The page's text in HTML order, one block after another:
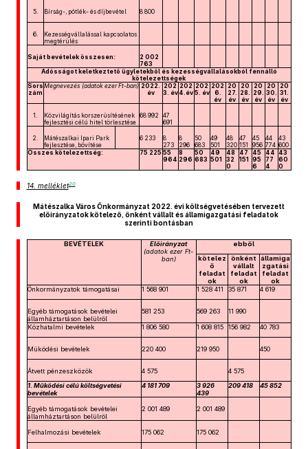
5. Bírság-, pótlék- és díjbevétel 8 800
6.
Kezességvállalással kapcsolatos
megtérülés
Saját bevételek összesen:
2 002
763
Adósságot keletkeztető ügyletekből és kezességvállalásokból fennálló
kötelezettségek
Sors
zám
Megnevezés (adatok ezer Ft-ban) 2022.
év
202
3. év
202
4.év
202
5. év
202
6.
év
20
27.
év
20
28.
év
20
29.
év
20
30.
év
20
31.
év
1.
Közvilágítás korszerűsítésének
fejlesztési célú hitel törlesztése
68 992
47
691
2.
Mátészalkai Ipari Park
fejlesztése, bővítése
6 233
8
273
8
296
50
683
49
501
48
320
47
151
45
956
44
774
43
600
Összes kötelezettség:
75 225 55
964
8
296
50
683
49
501
48
32
0
47
151
45
95
6
44
77
4
43
60
0
14. melléklet20
Mátészalka Város Önkormányzat 2022. évi költségvetésében tervezett
előirányzatok kötelező, önként vállalt és államigazgatási feladatok
szerinti bontásban
BEVÉTELEK
Előirányzat
(adatok ezer Ft-
ban)
ebből
kötelez
ő
feladat
ok
önként
vállalt
feladat
ok
államiga
zgatási
feladat
ok
Önkormányzatok támogatásai
1 568 901 1 528 411 35 871 4 619
Egyéb támogatások bevételei
államháztartáson belülről
581 253 569 263 11 990
Közhatalmi bevételek 1 806 580 1 608 815 156 982 40 783
Működési bevételek 220 400 219 950 450
Átvett pénzeszközök 4 575
4 575
1. Működési célú költségvetési
bevételek
4 181 709
3 926
439
209 418 45 852
Egyéb támogatások bevételei
államháztartáson belülről
2 001 489 2 001 489
Felhalmozási bevételek 175 062 175 062